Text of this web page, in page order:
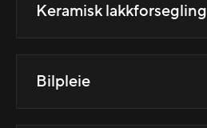
Keramisk lakkforsegling
Bilpleie